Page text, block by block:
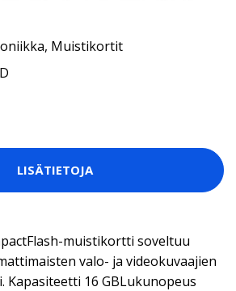
, Muistikortit
LISÄTIETOJA
muistikortti soveltuu
valo- ja videokuvaajien
Kapasiteetti 16 GBLukunopeus